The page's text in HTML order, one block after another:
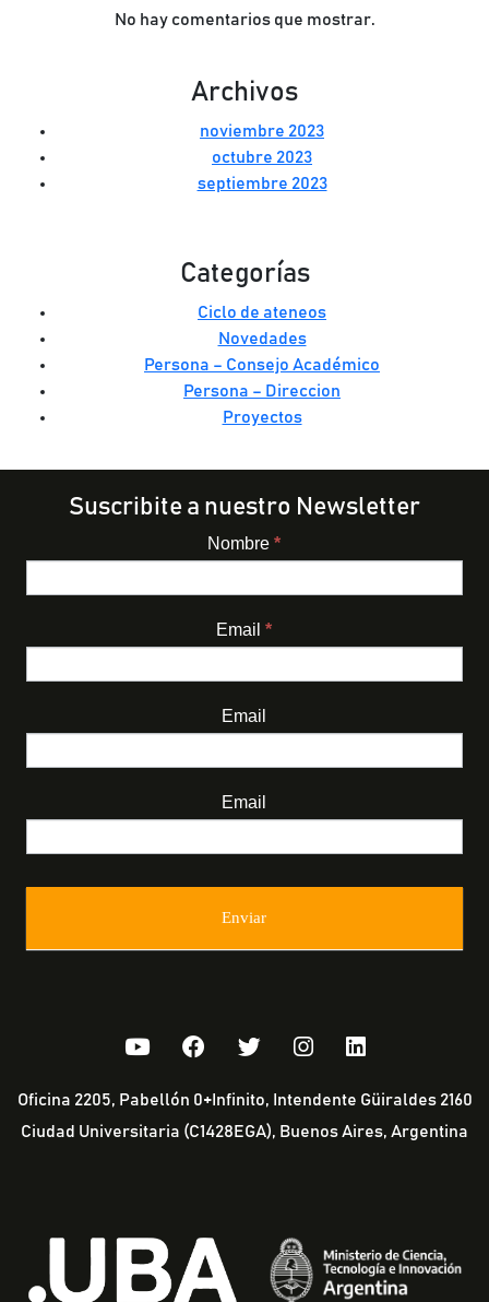
No hay comentarios que mostrar.
Archivos
noviembre 2023
octubre 2023
septiembre 2023
Categorías
Ciclo de ateneos
Novedades
Persona – Consejo Académico
Persona – Direccion
Proyectos
Suscribite a nuestro Newsletter
Nombre*
Email*
Email
Email
Enviar
Oficina 2205, Pabellón 0+Infinito, Intendente Güiraldes 2160
Ciudad Universitaria (C1428EGA), Buenos Aires, Argentina